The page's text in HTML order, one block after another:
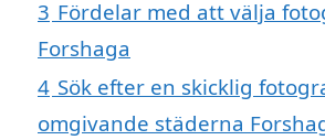
3 Fördelar med att välja
Forshaga
4 Sök efter en skicklig
omgivande städerna